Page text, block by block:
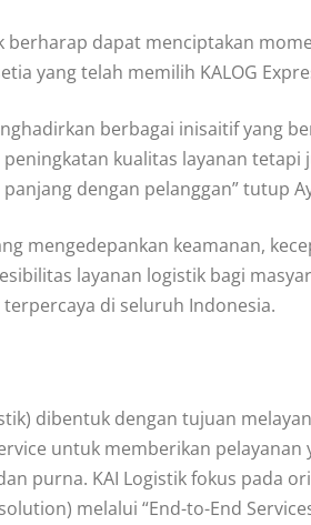
berharap dapat menciptakan
yang telah memilih KALOG
berbagai inisaitif yang
kualitas layanan
dengan pelanggan” tutup
mengedepankan keamanan,
layanan logistik bagi
di seluruh Indonesia.
dibentuk dengan tujuan
untuk memberikan
purna. KAI Logistik fokus pada
melalui “End-to-End